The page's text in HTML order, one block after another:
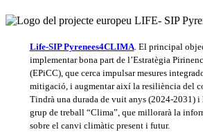
Life-SIP Pyrenees4CLIMA. El principal
implementar bona part de l’Estratègia
(EPiCC), que cerca impulsar mesures
mitigació, i augmentar així la resiliència del
Tindrà una durada de vuit anys (2024-2031) i
grup de treball “Clima”, que millorarà la
sobre el canvi climàtic present i futur.